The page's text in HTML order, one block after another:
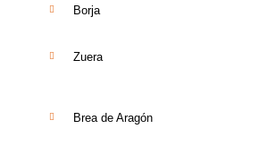
Borja
Zuera
Brea de Aragón